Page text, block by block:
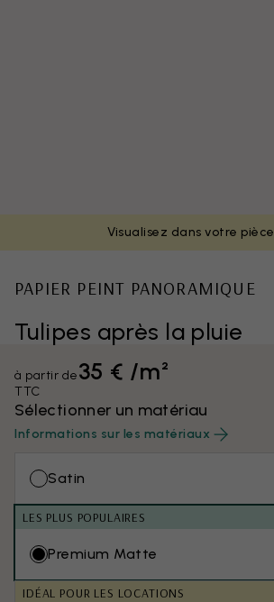
Visualisez dans votre pièce
Tulipes après la pluie
PAPIER PEINT PANORAMIQUE
à partir de35 € /m²
TTC
Sélectionner un matériau
Informations sur les matériaux
Satin
LES PLUS POPULAIRES
Premium Matte
IDÉAL POUR LES LOCATIONS